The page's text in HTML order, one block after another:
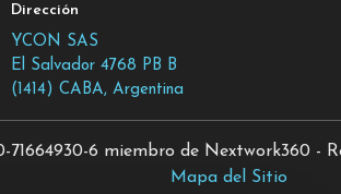
Dirección
YCON SAS
El Salvador 4768 PB B
(1414) CABA, Argentina
71664930-6 miembro de Nextwork360 -
Mapa del Sitio